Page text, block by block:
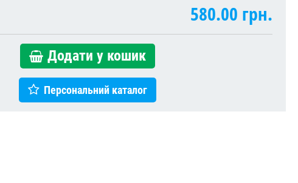
580.00 грн.
Додати у кошик
Персональний каталог